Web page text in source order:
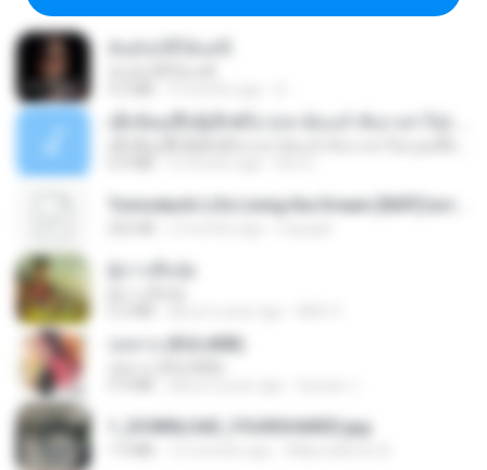
กุหลาบ (KULARB)
1_DOWNLOAD_FOURSHARED.jpg